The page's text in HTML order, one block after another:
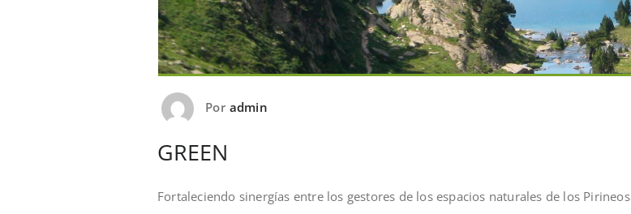
Por admin
GREEN
Fortaleciendo sinergías entre los gestores de los espacios naturales de los Pirineos